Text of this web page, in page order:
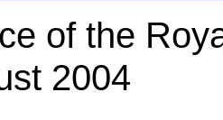
the
2004